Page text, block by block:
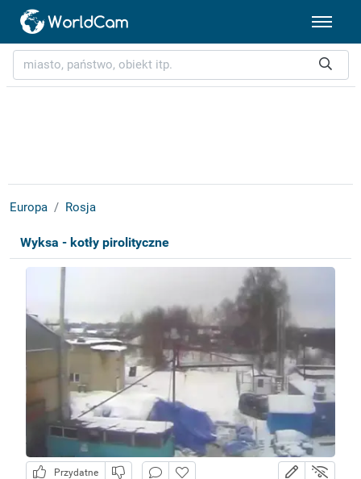
Europa Rosja
Wyksa - kotły pirolityczne
Przydatne